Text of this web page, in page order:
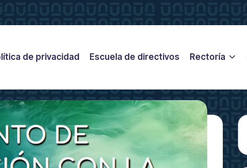
de privacidad Escuela de directivos Rectoría